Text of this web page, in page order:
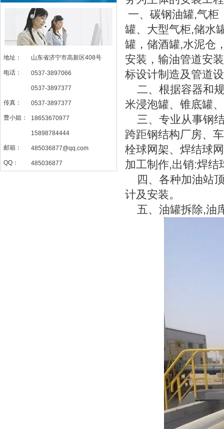
地址： 山东省济宁市高新区408号
电话： 0537-3897066
0537-3897377
传真： 0537-3897377
曹小姐： 18653670977
15898784444
邮箱： 485036877@qq.com
QQ： 485036877
一、碳钢油罐,气柜
罐、大型气柜,储水
罐，储酒罐,水泥仓
安装，输油管道安
标设计制造及管道
二、根据容器和
米浸泡罐、锥底罐
三、专业从事钢
跨距钢结构厂房、
栓球网架、焊结球
加工制作,出销:焊
四、各种加油站
计及安装。
五、油罐拆除,油